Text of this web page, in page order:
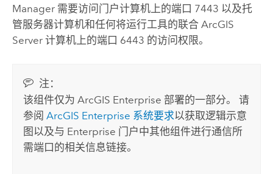
Manager需要访问门户计算机上的端口 7443 以及托
管服务器计算机和任何将运行工具的联合 ArcGIS
Server计算机上的端口 6443 的访问权限。
注：
该组件仅为ArcGIS Enterprise 部署的一部分。 请
参阅ArcGIS Enterprise 系统要求以获取逻辑示意
图以及与 Enterprise 门户中其他组件进行通信所
需端口的相关信息链接。